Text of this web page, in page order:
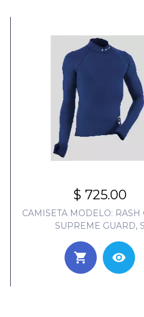
$ 725.00
CAMISETA MODELO: RASH
SUPREME GUARD, S